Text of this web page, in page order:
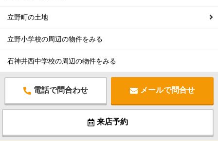
立野町の土地
立野小学校の周辺の物件をみる
石神井西中学校の周辺の物件をみる
電話で問合わせ メールで問合せ
来店予約